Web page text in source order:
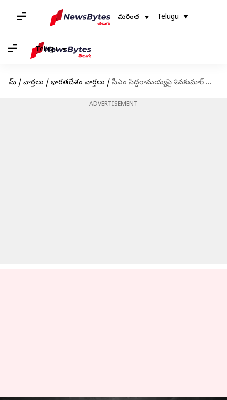
మరింత Telugu
Telugu
హోమ్ / వార్తలు / భారతదేశం వార్తలు / సీఎం సిద్దరామయ్యపై శివకుమార్ సంచలన వ్యాఖ్యలు; కర్ణాటక కాంగ్రెస్‌లో దమారం
ADVERTISEMENT